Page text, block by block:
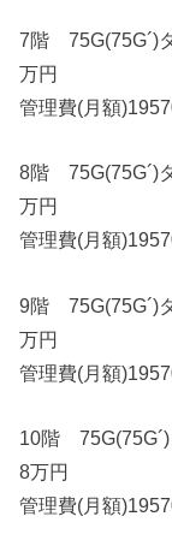
7階
万円
管理費(月額
8階
万円
管理費(月額
9階
万円
管理費(月額
10階
8万円
管理費(月額